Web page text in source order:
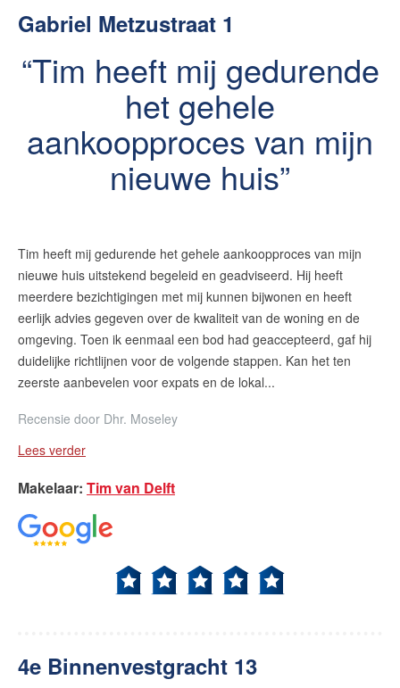
Gabriel Metzustraat 1
Tim heeft mij gedurende
het gehele
aankoopproces van mijn
nieuwe huis
Tim heeft mij gedurende het gehele aankoopproces van mijn
nieuwe huis uitstekend begeleid en geadviseerd. Hij heeft
meerdere bezichtigingen met mij kunnen bijwonen en heeft
eerlijk advies gegeven over de kwaliteit van de woning en de
omgeving. Toen ik eenmaal een bod had geaccepteerd, gaf hij
duidelijke richtlijnen voor de volgende stappen. Kan het ten
zeerste aanbevelen voor expats en de lokal...
Recensie door Dhr. Moseley
Lees verder
Makelaar: Tim van Delft
4e Binnenvestgracht 13